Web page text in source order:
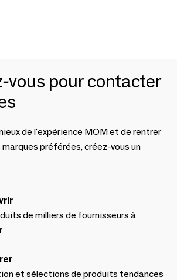
vous pour contacter
de l'expérience MOM et de rentrer
préférées, créez-vous un
de milliers de fournisseurs à
et sélections de produits tendances